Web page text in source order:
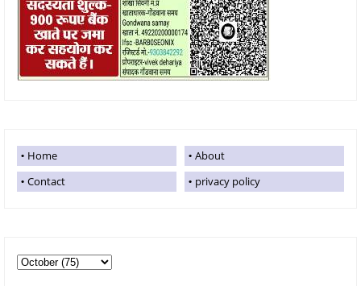
Home
About
Contact
privacy policy